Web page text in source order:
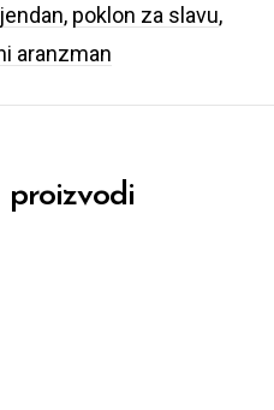
, poklon za slavu,
aranzman
proizvodi